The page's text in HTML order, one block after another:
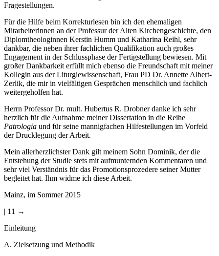
Fragestellungen.
Für die Hilfe beim Korrekturlesen bin ich den ehemaligen
Mitarbeiterinnen an der Professur der Alten Kirchengeschichte, den
Diplomtheologinnen Kerstin Humm und Katharina Reihl, sehr
dankbar, die neben ihrer fachlichen Qualifikation auch großes
Engagement in der Schlussphase der Fertigstellung bewiesen. Mit
großer Dankbarkeit erfüllt mich ebenso die Freundschaft mit meiner
Kollegin aus der Liturgiewissenschaft, Frau PD Dr. Annette Albert-
Zerlik, die mir in vielfältigen Gesprächen menschlich und fachlich
weitergeholfen hat.
Herrn Professor Dr. mult. Hubertus R. Drobner danke ich sehr
herzlich für die Aufnahme meiner Dissertation in die Reihe
Patrologia und für seine mannigfachen Hilfestellungen im Vorfeld
der Drucklegung der Arbeit.
Mein allerherzlichster Dank gilt meinem Sohn Dominik, der die
Entstehung der Studie stets mit aufmunternden Kommentaren und
sehr viel Verständnis für das Promotionsprozedere seiner Mutter
begleitet hat. Ihm widme ich diese Arbeit.
Mainz, im Sommer 2015
| 11 →
Einleitung
A. Zielsetzung und Methodik